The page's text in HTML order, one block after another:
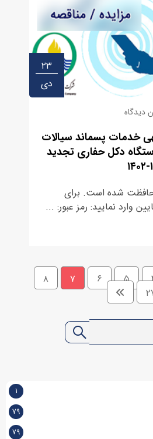
۲۳
دی
دیدگاه
خدمات پسماند سیالات
جهت ۸ دستگاه دکل حفاری تجدید
شده است. برای
وارد نمایید: رمز عبور: ...
۵ ۶ ۷
۸
۱
۷۹
۷۹